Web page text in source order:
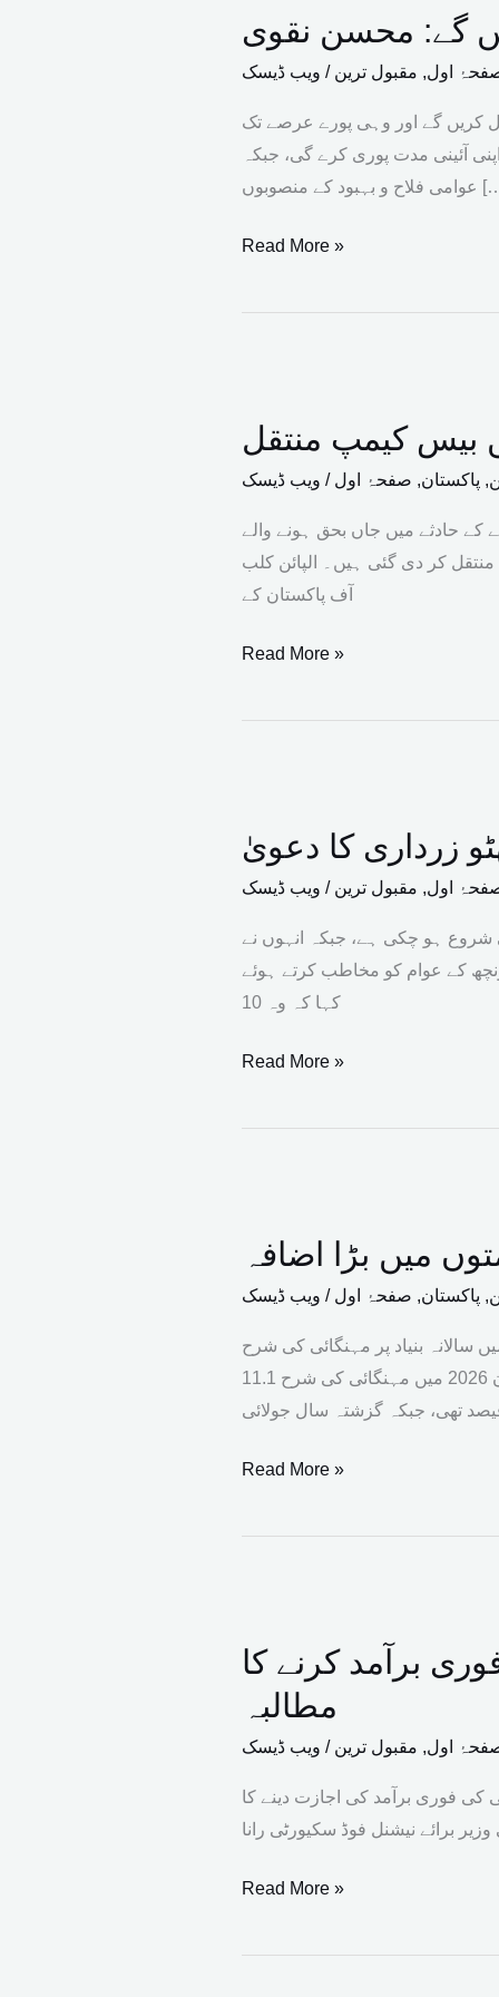
گے: محسن نقوی
اول, مقبول ترین / ویب ڈیسک
کریں گے اور وہی پورے عرصے تک
آئینی مدت پوری کرے گی، جبکہ
کے منصوبوں […]
ہی
پانچ
وزیراعظم
رہیں
گے:
نقوی
Read More »
بیس کیمپ منتقل
, پاکستان, صفحۂ اول / ویب ڈیسک
کے حادثے میں جاں بحق ہونے والے
کر دی گئی ہیں۔ الپائن کلب
آف پاکستان کے
حادثہ:
ہلاک
پیماؤں
کی
لاشیں
کیمپ
Read More »
زرداری کا دعویٰ
اول, مقبول ترین / ویب ڈیسک
شروع ہو چکی ہے، جبکہ انہوں نے
پونچھ کے عوام کو مخاطب کرتے ہوئے
کہا کہ وہ 10
کی
الٹی
شروع
ہو
چکی،
بھٹو
Read More »
میں بڑا اضافہ
, پاکستان, صفحۂ اول / ویب ڈیسک
ملک میں سالانہ بنیاد پر مہنگائی کی شرح
9.2 فیصد ریکارڈ کی گئی، جبکہ ماہانہ بنیاد پر مہنگائی میں 1.2 فیصد اضافہ ہوا۔ رپورٹ کے مطابق جون 2026 میں مہنگائی کی شرح 11.1
تھی، جبکہ گزشتہ سال جولائی
انڈے
اور
کی
قیمتوں
میں
اضافہ
Read More »
ہزار ٹن چینی فوری برآمد کرنے کا
مطالبہ
اول, مقبول ترین / ویب ڈیسک
فوری برآمد کی اجازت دینے کا
برائے نیشنل فوڈ سکیورٹی رانا
کا
حکومت
سے
5
لاکھ
85
ٹن
فوری
Read More »